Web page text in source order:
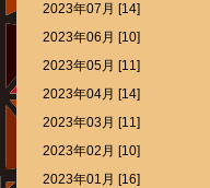
2023年07月 [14]
2023年06月 [10]
2023年05月 [11]
2023年04月 [14]
2023年03月 [11]
2023年02月 [10]
2023年01月 [16]